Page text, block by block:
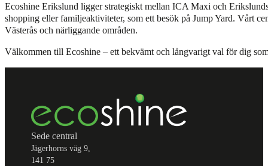
Ecoshine Erikslund ligger strategiskt mellan ICA Maxi och
shopping eller familjeaktiviteter, som ett besök på Jump Yard. Vårt
Västerås och närliggande områden.
Välkommen till Ecoshine – ett bekvämt och långvarigt val för dig
Sede central
Jägerhorns väg 9,
141 75